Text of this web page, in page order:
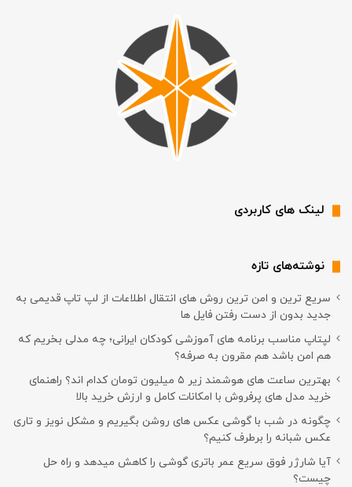
لینک های کاربردی
نوشته‌های تازه
سریع ترین و امن ترین روش های انتقال اطلاعات از لپ تاپ قدیمی به
جدید بدون از دست رفتن فایل ها
لپتاپ مناسب برنامه های آموزشی کودکان ایرانی؛ چه مدلی بخریم که
هم امن باشد هم مقرون به صرفه؟
بهترین ساعت های هوشمند زیر ۵ میلیون تومان کدام اند؟ راهنمای
خرید مدل های پرفروش با امکانات کامل و ارزش خرید بالا
چگونه در شب با گوشی عکس های روشن بگیریم و مشکل نویز و تاری
عکس شبانه را برطرف کنیم؟
آیا شارژر فوق سریع عمر باتری گوشی را کاهش میدهد و راه حل
چیست؟